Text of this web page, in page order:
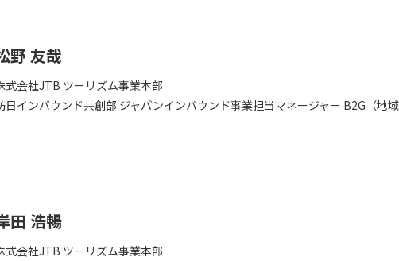
野 友哉
式会社JTB ツーリズム事業本部
日インバウンド共創部 ジャパンインバウンド事業担当マネージャー B2G（地
田 浩暢
式会社JTB ツーリズム事業本部